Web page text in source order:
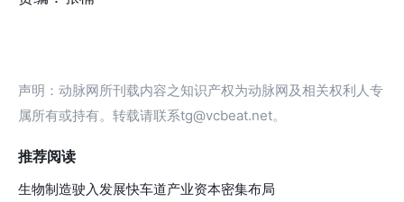
声明：动脉网所刊载内容之知识产权为动脉网及相关权利人专
属所有或持有。转载请联系tg@vcbeat.net。
推荐阅读
生物制造驶入发展快车道产业资本密集布局